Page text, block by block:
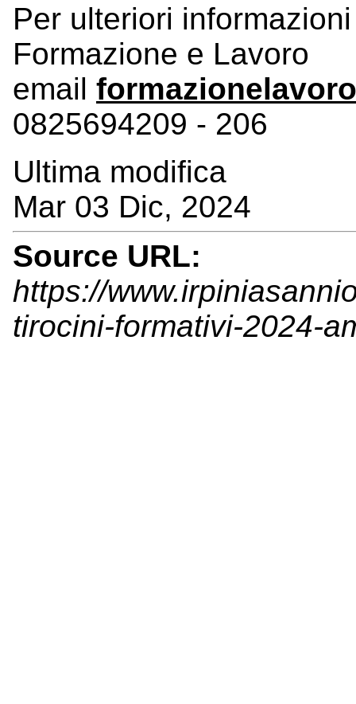
Per ulteriori
Formazione e Lavoro
email
0825694209 - 206
Ultima modifica
Mar 03 Dic, 2024
Source URL:
https://
tirocini-formativi-2024-